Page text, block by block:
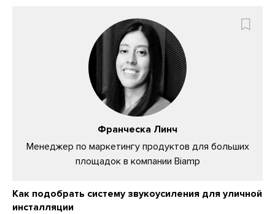
Франческа Линч
Менеджер по маркетингу продуктов для больших
площадок в компании Biamp
Как подобрать систему звукоусиления для уличной
инсталляции